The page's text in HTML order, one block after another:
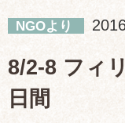
NGOより
8/2-8 フィ
日間